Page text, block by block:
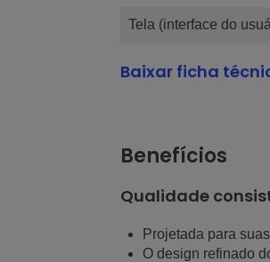
Tela (interface do
Baixar ficha
Benefícios
Qualidade
Projetada para
O design refinado